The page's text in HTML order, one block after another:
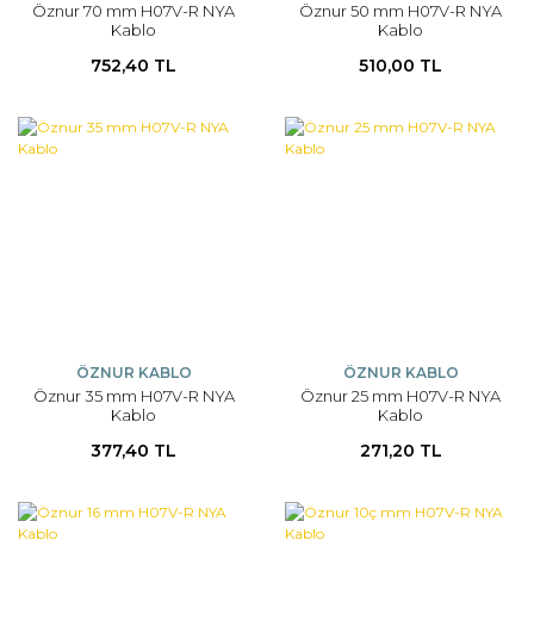
Öznur 70 mm H07V-R NYA
Kablo
752,40 TL
Öznur 50 mm H07V-R NYA
Kablo
510,00 TL
ÖZNUR KABLO
Öznur 35 mm H07V-R NYA
Kablo
377,40 TL
ÖZNUR KABLO
Öznur 25 mm H07V-R NYA
Kablo
271,20 TL